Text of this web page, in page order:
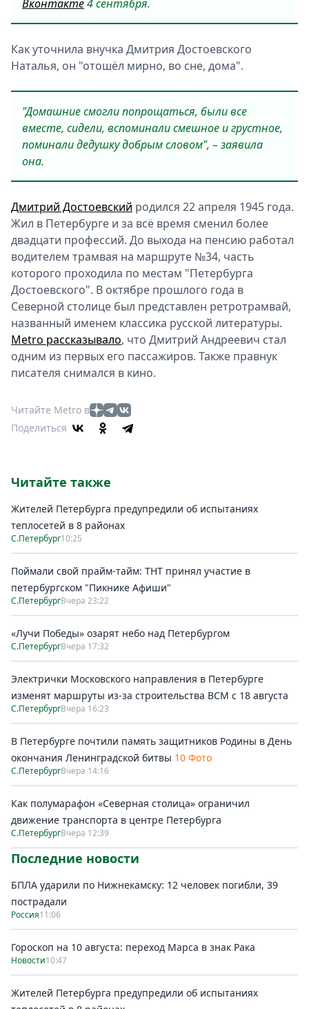
Вконтакте4 сентября.
Как уточнила внучка Дмитрия Достоевского
Наталья, он "отошёл мирно, во сне, дома".
"Домашние смогли попрощаться, были все
вместе, сидели, вспоминали смешное и грустное,
поминали дедушку добрым словом", – заявила
она.
Дмитрий Достоевский родился 22 апреля 1945 года.
Жил в Петербурге и за всё время сменил более
двадцати профессий. До выхода на пенсию работал
водителем трамвая на маршруте №34, часть
которого проходила по местам "Петербурга
Достоевского". В октябре прошлого года в
Северной столице был представлен ретротрамвай,
названный именем классика русской литературы.
Metro рассказывало, что Дмитрий Андреевич стал
одним из первых его пассажиров. Также правнук
писателя снимался в кино.
Читайте Metro в
Поделиться
Читайте также
Жителей Петербурга предупредили об испытаниях
теплосетей в 8 районах
С.Петербург10:25
Поймали свой прайм-тайм: ТНТ принял участие в
петербургском "Пикнике Афиши"
С.ПетербургВчера 23:22
«Лучи Победы» озарят небо над Петербургом
С.ПетербургВчера 17:32
Электрички Московского направления в Петербурге
изменят маршруты из-за строительства ВСМ с 18 августа
С.ПетербургВчера 16:23
В Петербурге почтили память защитников Родины в День
окончания Ленинградской битвы 10 Фото
С.ПетербургВчера 14:16
Как полумарафон «Северная столица» ограничил
движение транспорта в центре Петербурга
С.ПетербургВчера 12:39
Последние новости
БПЛА ударили по Нижнекамску: 12 человек погибли, 39
пострадали
Россия11:06
Гороскоп на 10 августа: переход Марса в знак Рака
Новости10:47
Жителей Петербурга предупредили об испытаниях